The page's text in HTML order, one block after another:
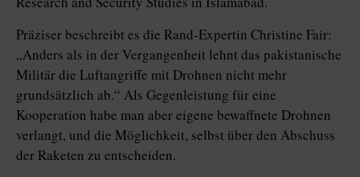
Präziser beschreibt es die Rand-Expertin Christine Fair:
„Anders als in der Vergangenheit lehnt das pakistanische
Militär die Luftangriffe mit Drohnen nicht mehr
grundsätzlich ab.“ Als Gegenleistung für eine
Kooperation habe man aber eigene bewaffnete Drohnen
verlangt, und die Möglichkeit, selbst über den Abschuss
der Raketen zu entscheiden.